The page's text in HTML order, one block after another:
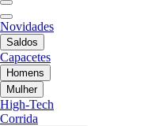
Novidades
Saldos
Capacetes
Homens
Mulher
High-Tech
Corrida